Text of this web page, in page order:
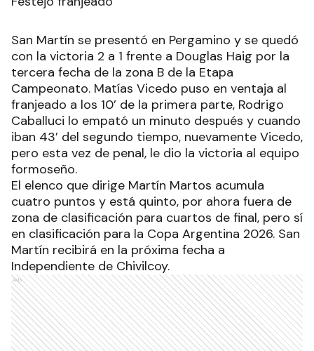
San Martín se presentó en Pergamino y se quedó
con la victoria 2 a 1 frente a Douglas Haig por la
tercera fecha de la zona B de la Etapa
Campeonato. Matías Vicedo puso en ventaja al
franjeado a los 10’ de la primera parte, Rodrigo
Caballuci lo empató un minuto después y cuando
iban 43’ del segundo tiempo, nuevamente Vicedo,
pero esta vez de penal, le dio la victoria al equipo
formoseño.
El elenco que dirige Martín Martos acumula
cuatro puntos y está quinto, por ahora fuera de
zona de clasificación para cuartos de final, pero sí
en clasificación para la Copa Argentina 2026. San
Martín recibirá en la próxima fecha a
Independiente de Chivilcoy.
Ads